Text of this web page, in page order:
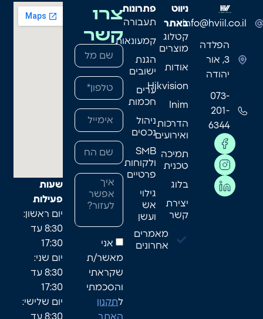
info@hviil.co.il
הפלדה
3, אור
יהודה
073-
201-
6344
ניווט
באתר
קטלוג
מוצרים
אודות
Hikvision
Inim
הדרכות
ואירועים
תמיכה
טכנית
בלוג
יצירת
קשר
מאמרים
אחרונים
פתרונות
תעבורה
קמעונאות
הגנת
ישובים
ערים
חכמות
ניהול
נכסים
SMB
ולקוחות
פרטיים
גילוי
אש
ועשן
צרו
קשר
אני
מאשר/ת
שקראתי
והסכמתי
לתקנון
האתר
שעות
פעילות
יום ראשון:
8:30 עד
17:30
יום שני:
8:30 עד
17:30
יום שלישי:
8:30 עד